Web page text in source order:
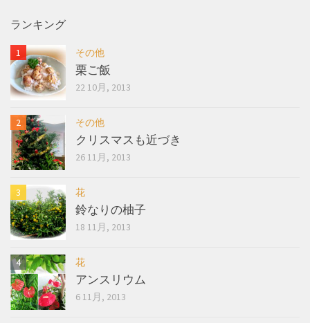
ランキング
その他
栗ご飯
22 10月, 2013
その他
クリスマスも近づき
26 11月, 2013
花
鈴なりの柚子
18 11月, 2013
花
アンスリウム
6 11月, 2013